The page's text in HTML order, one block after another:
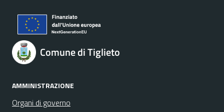
Comune di Tiglieto
AMMINISTRAZIONE
Organi di governo